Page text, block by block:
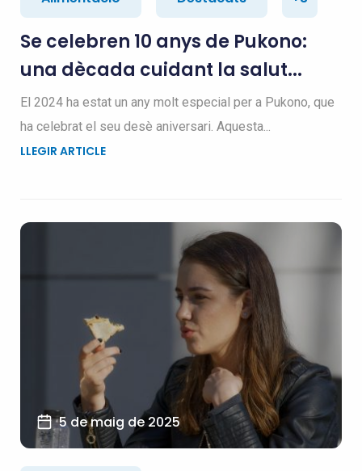
Se celebren 10 anys de Pukono:
una dècada cuidant la salut...
El 2024 ha estat un any molt especial per a Pukono, que
ha celebrat el seu desè aniversari. Aquesta...
LLEGIR ARTICLE
5 de maig de 2025